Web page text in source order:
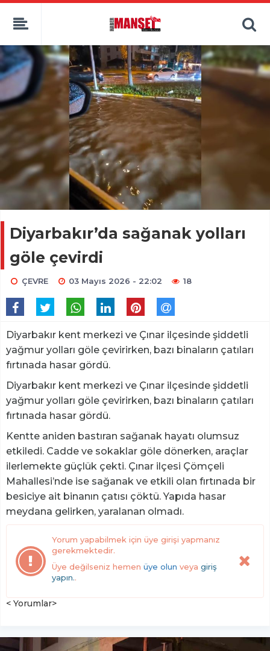
Diyarbakır’da sağanak yolları
göle çevirdi
ÇEVRE 03 Mayıs 2026 - 22:02 18
Diyarbakır kent merkezi ve Çınar ilçesinde şiddetli
yağmur yolları göle çevirirken, bazı binaların çatıları
fırtınada hasar gördü.
Diyarbakır kent merkezi ve Çınar ilçesinde şiddetli
yağmur yolları göle çevirirken, bazı binaların çatıları
fırtınada hasar gördü.
Kentte aniden bastıran sağanak hayatı olumsuz
etkiledi. Cadde ve sokaklar göle dönerken, araçlar
ilerlemekte güçlük çekti. Çınar ilçesi Çömçeli
Mahallesi’nde ise sağanak ve etkili olan fırtınada bir
besiciye ait binanın çatısı çöktü. Yapıda hasar
meydana gelirken, yaralanan olmadı.
Yorum yapabilmek için üye girişi yapmanız
gerekmektedir.
Üye değilseniz hemen üye olun veya giriş
yapın..
< Yorumlar>